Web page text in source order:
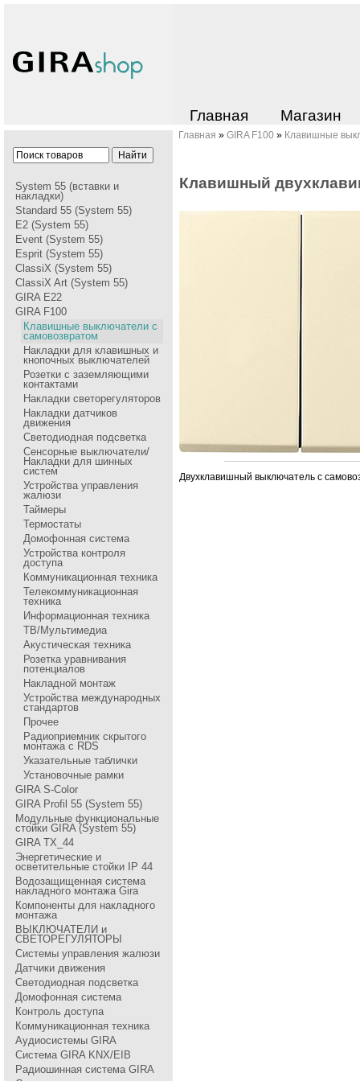
Главная Магазин
System 55 (вставки и
накладки)
Standard 55 (System 55)
E2 (System 55)
Event (System 55)
Esprit (System 55)
ClassiX (System 55)
ClassiX Art (System 55)
GIRA Е22
GIRA F100
Клавишные выключатели с
самовозвратом
Накладки для клавишных и
кнопочных выключателей
Розетки с заземляющими
контактами
Накладки светорегуляторов
Накладки датчиков
движения
Светодиодная подсветка
Сенсоpные выключатели/
Накладки для шинных
систем
Устройства управления
жалюзи
Таймеры
Термостаты
Домофонная система
Устройства контроля
доступа
Коммуникационная техника
Телекоммуникационная
техника
Информационная техника
ТВ/Мультимедиа
Акустическая техника
Розетка уравнивания
потенциалов
Накладной монтаж
Устройства международных
стандартов
Прочее
Радиоприемник скрытого
монтажа с RDS
Указательные таблички
Установочные рамки
GIRA S-Color
GIRA Profil 55 (System 55)
Модульные функциональные
стойки GIRA (System 55)
GIRA TX_44
Энергетические и
осветительные стойки IP 44
Водозащищенная система
накладного монтажа Gira
Компоненты для накладного
монтажа
ВЫКЛЮЧАТЕЛИ и
СВЕТОРЕГУЛЯТОРЫ
Системы управления жалюзи
Датчики движения
Светодиодная подсветка
Домофонная система
Контроль доступа
Коммуникационная техника
Аудиосистемы GIRA
Система GIRA KNX/EIB
Радиошинная система GIRA
Главная » GIRA F100 » Клавишные
Клавишный
Двухклавишный выключатель с